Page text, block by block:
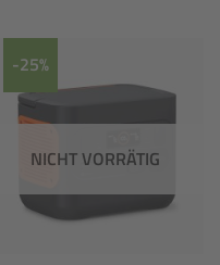
-25%
NICHT VORRÄTIG